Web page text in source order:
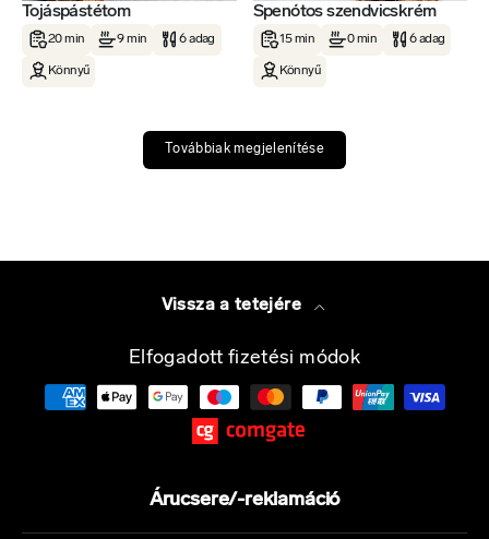
Tojáspástétom
20 min 9 min 6 adag
Könnyű
Spenótos szendvicskrém
15 min 0 min 6 adag
Könnyű
Továbbiak megjelenítése
Vissza a tetejére
Elfogadott fizetési módok
Árucsere/-reklamáció